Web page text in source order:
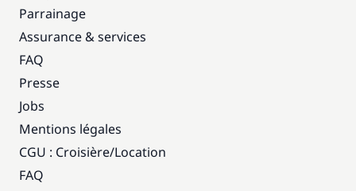
Parrainage
Assurance & services
FAQ
Presse
Jobs
Mentions légales
CGU : Croisière/Location
FAQ